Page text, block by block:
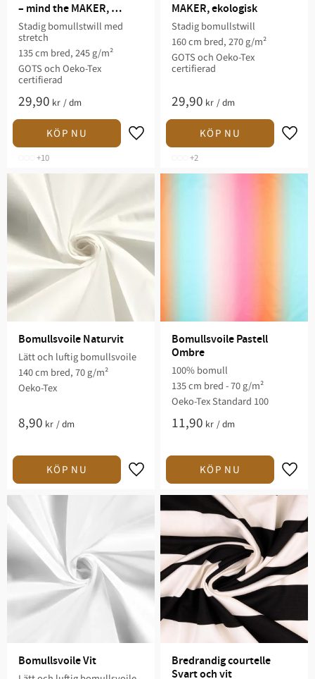
– mind the MAKER,
ekologisk
Stadig bomullstwill med
stretch
135 cm bred, 245 g/m²
GOTS och Oeko-Tex
certifierad
29,90 kr /dm
Lägg till i favoriter
+10
MAKER, ekologisk
Stadig bomullstwill
160 cm bred, 270 g/m²
GOTS och Oeko-Tex
certifierad
29,90 kr /dm
+2
Bomullsvoile Naturvit
Lätt och luftig bomullsvoile
140 cm bred, 70 g/m²
Oeko-Tex
8,90 kr /dm
Lägg till i favoriter
Bomullsvoile Pastell
Ombre
100% bomull
135 cm bred - 70 g/m²
Oeko-Tex Standard 100
11,90 kr /dm
Bomullsvoile Vit
Bredrandig courtelle
Svart och vit